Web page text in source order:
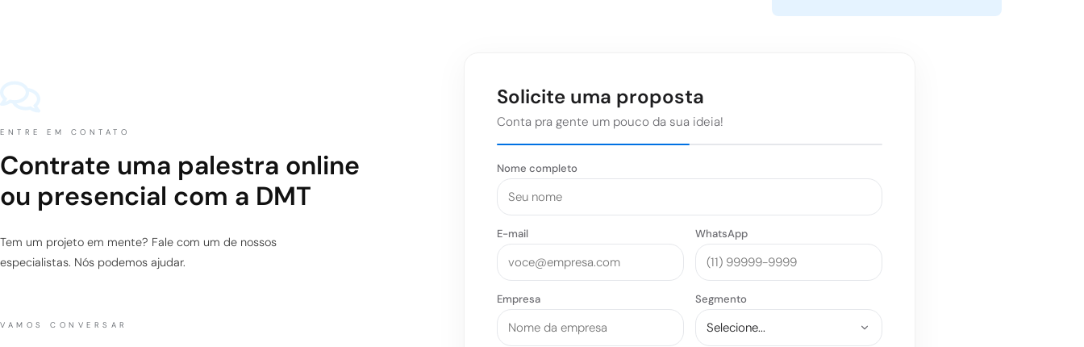
ENTRE EM CONTATO
Contrate uma palestra online
ou presencial com a DMT
Tem um projeto em mente? Fale com um de nossos
especialistas. Nós podemos ajudar.
VAMOS CONVERSAR
Solicite uma proposta
Conta pra gente um pouco da sua ideia!
Nome completo
E-mail WhatsApp
Empresa Segmento